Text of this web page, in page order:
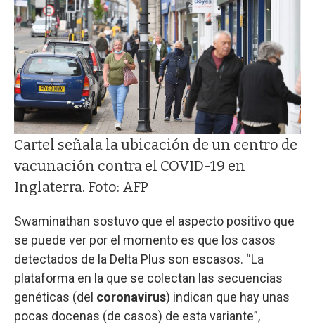
Cartel señala la ubicación de un centro de
vacunación contra el COVID-19 en
Inglaterra. Foto: AFP
Swaminathan sostuvo que el aspecto positivo que
se puede ver por el momento es que los casos
detectados de la Delta Plus son escasos. “La
plataforma en la que se colectan las secuencias
genéticas (del coronavirus) indican que hay unas
pocas docenas (de casos) de esta variante”,